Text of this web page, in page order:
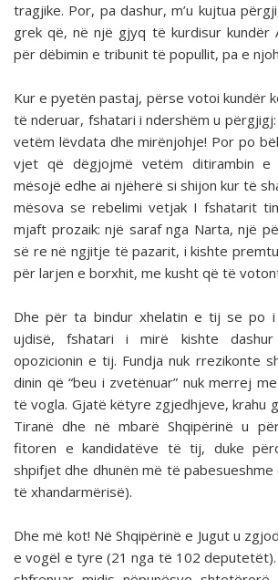
tragjike. Por, pa dashur, m’u kujtua
grek që, në një gjyq të kurdisur kundër
për dëbimin e tribunit të popullit, pa e
Kur e pyetën pastaj, përse votoi kundër
të nderuar, fshatari i ndershëm u përgjigj:
vetëm lëvdata dhe mirënjohje! Por po
vjet që dëgjojmë vetëm ditirambin
mësojë edhe ai njëherë si shijon kur të
mësova se rebelimi vetjak I fshatarit
mjaft prozaik: një saraf nga Narta, një
së re në ngjitje të pazarit, i kishte
për larjen e borxhit, me kusht që të
Dhe për ta bindur xhelatin e tij se po i
ujdisë, fshatari i mirë kishte
opozicionin e tij. Fundja nuk rrezikonte
dinin që “beu i zvetënuar” nuk merrej
të vogla. Gjatë këtyre zgjedhjeve, krahu
Tiranë dhe në mbarë Shqipërinë u
fitoren e kandidatëve të tij, duke
shpifjet dhe dhunën më të pabesueshme
të xhandarmërisë).
Dhe më kot! Në Shqipërinë e Jugut u
e vogël e tyre (21 nga të 102